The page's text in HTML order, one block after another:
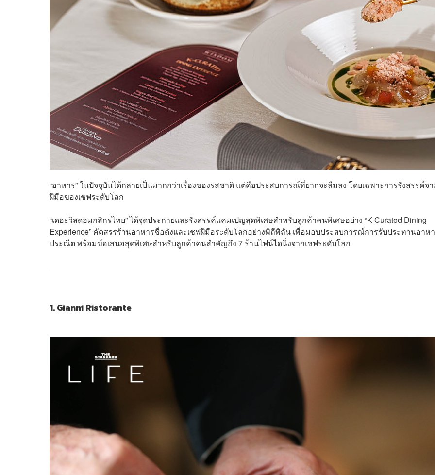
“อาหาร” ในปัจจุบันได้กลายเป็นมากกว่าเรื่องของรสชาติ แต่คือประสบการณ์ที่ยากจะลืมลง โดยเฉพาะการรังสรรค์จ
ฝีมือของเชฟระดับโลก
“เดอะวิสดอมกสิกรไทย” ได้จุดประกายและรังสรรค์แคมเปญสุดพิเศษสำหรับลูกค้าคนพิเศษอย่าง “K-Curated Dining
Experience” คัดสรรร้านอาหารชื่อดังและเชฟฝีมือระดับโลกอย่างพิถีพิถัน เพื่อมอบประสบการณ์การรับประทานอาห
ประณีต พร้อมข้อเสนอสุดพิเศษสำหรับลูกค้าคนสำคัญถึง 7 ร้านไฟน์ไดนิ่งจากเชฟระดับโลก
1. Gianni Ristorante